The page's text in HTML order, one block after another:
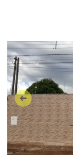
Anterior